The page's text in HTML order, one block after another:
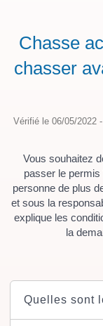
Chasse
chasser
Vérifié le 06/05/2022
Vous souhaitez
passer le
personne de plus
et sous la
explique les
la
Quelles sont